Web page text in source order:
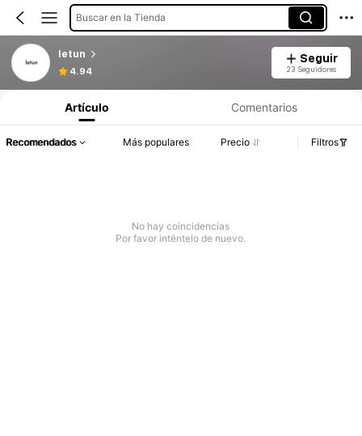
Buscar en la Tienda
letun
4.94
Seguir
23 Seguidores
Artículo Comentarios
Recomendados Más populares Precio Filtros
No hay coincidencias
Por favor inténtelo de nuevo.